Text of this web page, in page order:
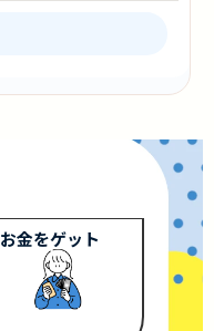
お金をゲット